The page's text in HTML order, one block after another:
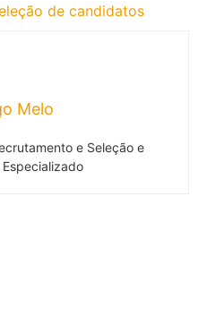
Melo
e Seleção e